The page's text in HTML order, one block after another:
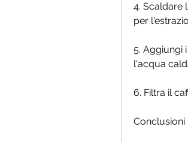
4. Scaldare
per
5. Aggiungi
l'acqua
6. Filtra il
Conclusioni